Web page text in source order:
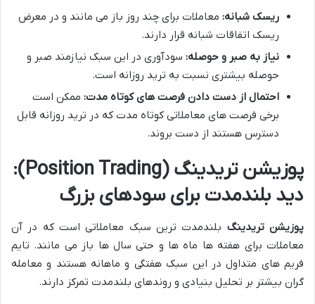
ریسک شبانه: معاملات برای چند روز باز می مانند و در معرض
ریسک اتفاقات شبانه قرار دارند.
نیاز به صبر و حوصله: سودآوری در این سبک نیازمند صبر و
حوصله بیشتری نسبت به ترید روزانه است.
احتمال از دست دادن فرصت های کوتاه مدت: ممکن است
برخی فرصت های معاملاتی کوتاه مدت که در ترید روزانه قابل
دسترس هستند از دست بروند.
پوزیشن تریدینگ (Position Trading):
دید بلندمدت برای سودهای بزرگ
پوزیشن تریدینگ بلندمدت ترین سبک معاملاتی است که در آن
معاملات برای هفته ها ماه ها و حتی سال ها باز می مانند. تایم
فریم های متداول در این سبک هفتگی و ماهانه هستند و معامله
گران بیشتر بر تحلیل بنیادی و روندهای بلندمدت تمرکز دارند.